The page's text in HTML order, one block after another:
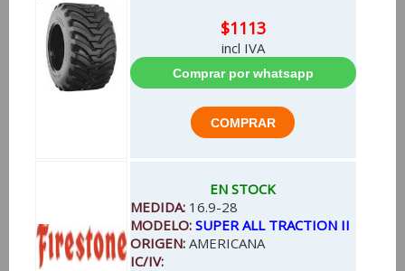
$1113
incl IVA
EN STOCK
MEDIDA: 16.9-28
MODELO: SUPER ALL TRACTION II
ORIGEN: AMERICANA
IC/IV: